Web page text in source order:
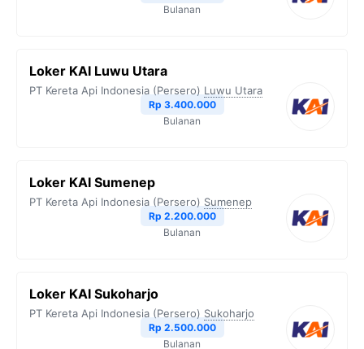
Bulanan
Loker KAI Luwu Utara
PT Kereta Api Indonesia (Persero) Luwu Utara
Rp 3.400.000
Bulanan
Loker KAI Sumenep
PT Kereta Api Indonesia (Persero) Sumenep
Rp 2.200.000
Bulanan
Loker KAI Sukoharjo
PT Kereta Api Indonesia (Persero) Sukoharjo
Rp 2.500.000
Bulanan